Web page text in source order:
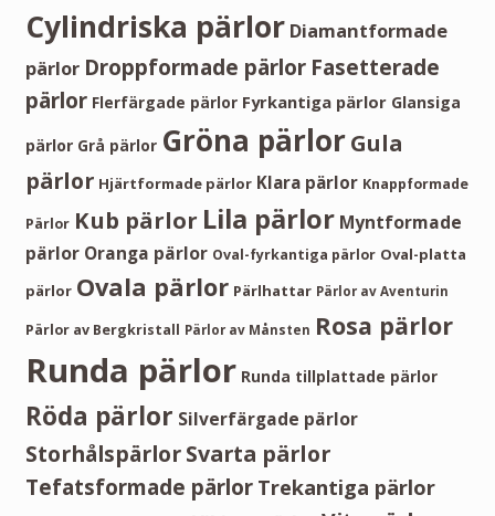
Cylindriska pärlor Diamantformade
pärlor Droppformade pärlor Fasetterade
pärlor Flerfärgade pärlor Fyrkantiga pärlor Glansiga
pärlor Grå pärlor Gröna pärlorGula
pärlor Hjärtformade pärlor Klara pärlor Knappformade
Pärlor Kub pärlor Lila pärlor Myntformade
pärlor Oranga pärlor Oval-fyrkantiga pärlor Oval-platta
pärlor Ovala pärlor Pärlhattar Pärlor av Aventurin
Pärlor av Bergkristall Pärlor av Månsten Rosa pärlor
Runda pärlor Runda tillplattade pärlor
Röda pärlor Silverfärgade pärlor
StorhålspärlorSvarta pärlor
Tefatsformade pärlor Trekantiga pärlor